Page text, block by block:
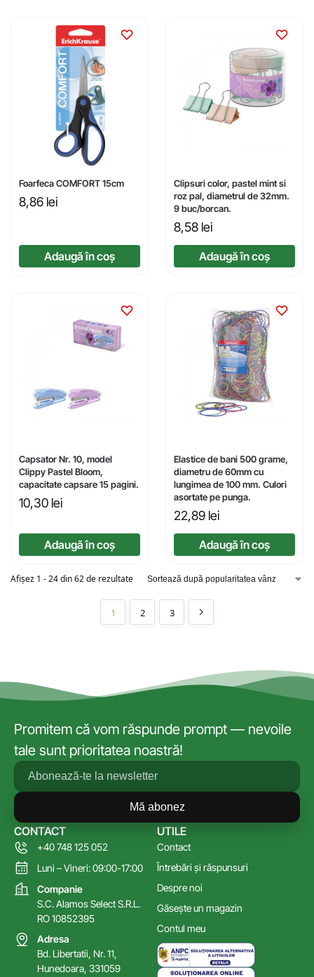
Foarfeca COMFORT 15cm
8,86 lei
Adaugă în coș
Clipsuri color, pastel mint si
roz pal, diametrul de 32mm.
9 buc/borcan.
8,58 lei
Adaugă în coș
Capsator Nr. 10, model
Clippy Pastel Bloom,
capacitate capsare 15 pagini.
10,30 lei
Adaugă în coș
Elastice de bani 500 grame,
diametru de 60mm cu
lungimea de 100 mm. Culori
asortate pe punga.
22,89 lei
Adaugă în coș
Afișez 1 - 24 din 62 de rezultate
1 2 3
Promitem că vom răspunde prompt — nevoile
tale sunt prioritatea noastră!
Mă abonez
UTILE
Contact
Întrebări și răspunsuri
Despre noi
Găsește un magazin
Contul meu
CONTACT
+40 748 125 052
Luni – Vineri: 09:00-17:00
Companie
S.C. Alamos Select S.R.L.
RO 10852395
Adresa
Bd. Libertatii, Nr. 11,
Hunedoara, 331059